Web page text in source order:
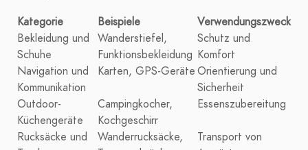
Kategorie
Beispiele
Verwendungszweck
Bekleidung und
Schuhe
Wanderstiefel,
Funktionsbekleidung
Schutz und
Komfort
Navigation und
Kommunikation
Karten, GPS-GeräteOrientierung und
Sicherheit
Outdoor-
Küchengeräte
Campingkocher,
Kochgeschirr
Essenszubereitung
Rucksäcke und
Wanderrucksäcke,
Transport von